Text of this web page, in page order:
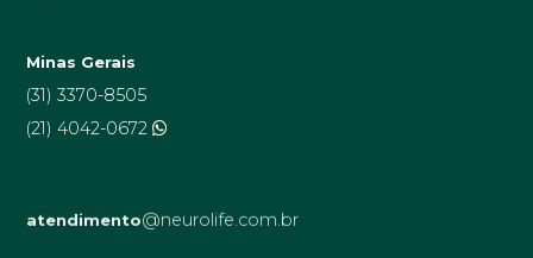
Minas Gerais
(31) 3370-8505
(21) 4042-0672
atendimento@neurolife.com.br